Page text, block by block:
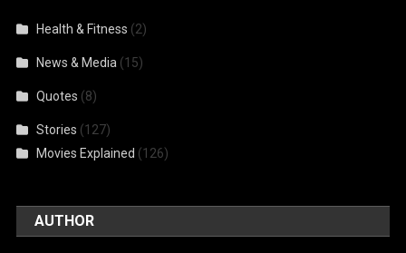
Health & Fitness (2)
News & Media (15)
Quotes (8)
Stories (127)
Movies Explained (126)
AUTHOR